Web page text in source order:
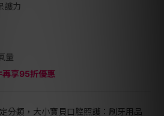
護力
量
享95折優惠
分類，大小寶貝口腔照護：刷牙用品